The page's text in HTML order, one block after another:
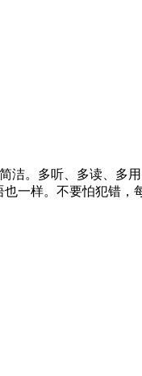
洁。多听、多读、多
一样。不要怕犯错